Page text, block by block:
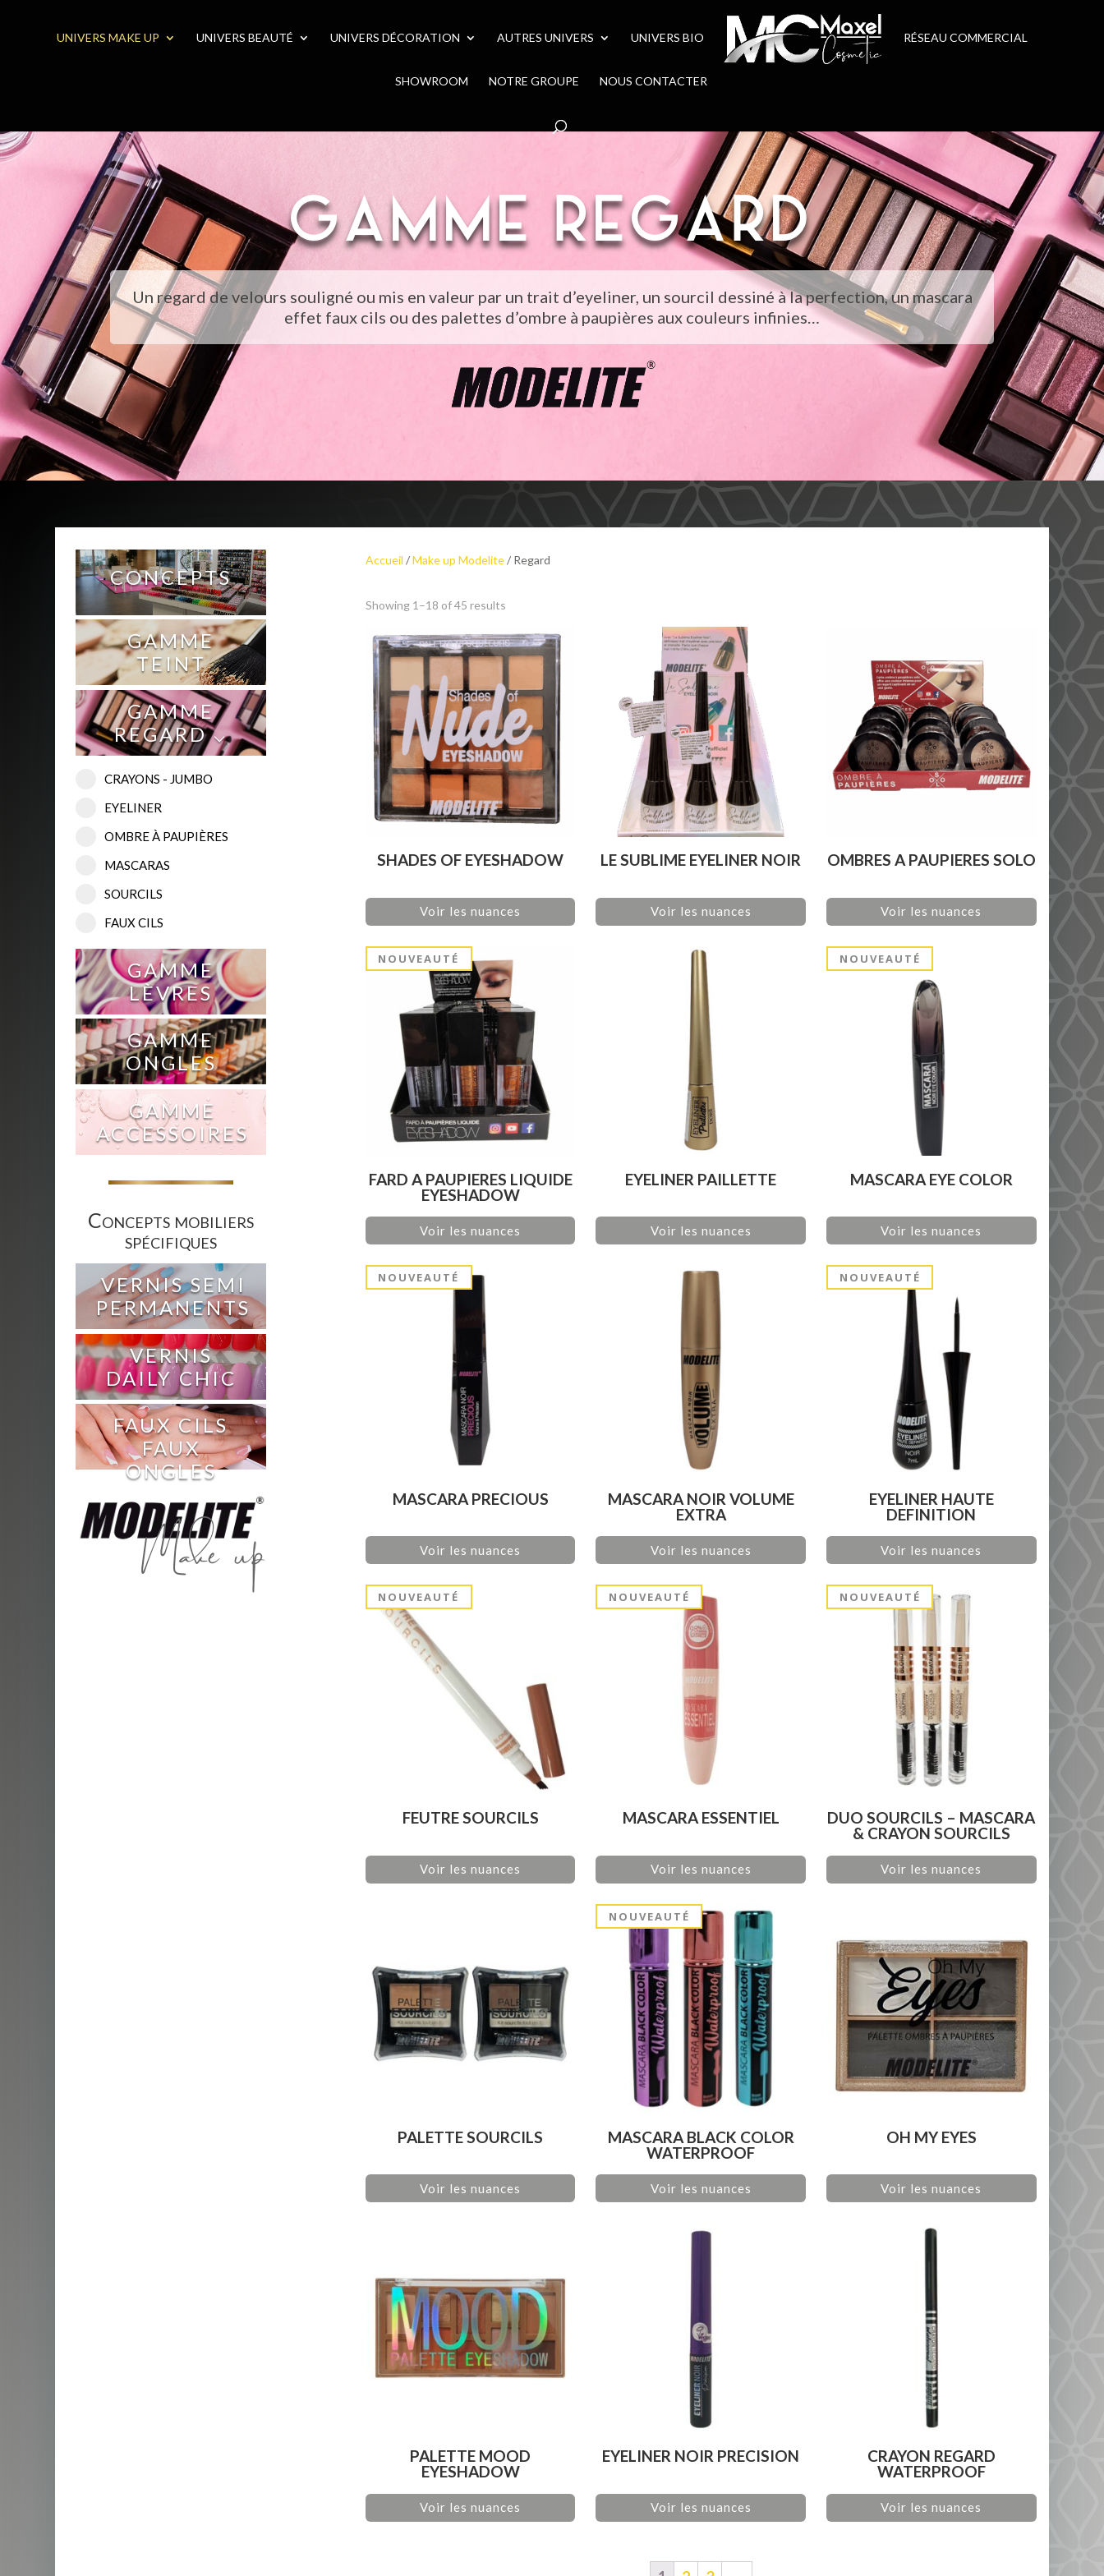
UNIVERS MAKE UP UNIVERS BEAUTÉ UNIVERS DÉCORATION AUTRES UNIVERS UNIVERS BIO RÉSEAU COMMERCIAL
SHOWROOM NOTRE GROUPE NOUS CONTACTER
GAMME REGARD
Un regard de velours souligné ou mis en valeur par un trait d’eyeliner, un sourcil dessiné à la perfection, un mascara
effet faux cils ou des palettes d’ombre à paupières aux couleurs infinies…
CONCEPTS
GAMME
TEINT
GAMME
REGARD ⌵
CRAYONS - JUMBO
EYELINER
OMBRE À PAUPIÈRES
MASCARAS
SOURCILS
FAUX CILS
GAMME
LÈVRES
GAMME
ONGLES
GAMME
ACCESSOIRES
Concepts mobiliers
spécifiques
VERNIS SEMI
PERMANENTS
VERNIS
DAILY CHIC
FAUX CILS
FAUX
ONGLES
Make up
Accueil /Make up Modelite/ Regard
Showing 1–18 of 45 results
SHADES OF EYESHADOW
Voir les nuances
LE SUBLIME EYELINER NOIR
Voir les nuances
OMBRES A PAUPIERES SOLO
Voir les nuances
NOUVEAUTÉ
FARD A PAUPIERES LIQUIDE
EYESHADOW
Voir les nuances
EYELINER PAILLETTE
Voir les nuances
NOUVEAUTÉ
MASCARA EYE COLOR
Voir les nuances
NOUVEAUTÉ
MASCARA PRECIOUS
Voir les nuances
MASCARA NOIR VOLUME
EXTRA
Voir les nuances
NOUVEAUTÉ
EYELINER HAUTE
DEFINITION
Voir les nuances
NOUVEAUTÉ
FEUTRE SOURCILS
Voir les nuances
NOUVEAUTÉ
MASCARA ESSENTIEL
Voir les nuances
NOUVEAUTÉ
DUO SOURCILS – MASCARA
& CRAYON SOURCILS
Voir les nuances
PALETTE SOURCILS
Voir les nuances
NOUVEAUTÉ
MASCARA BLACK COLOR
WATERPROOF
Voir les nuances
OH MY EYES
Voir les nuances
PALETTE MOOD
EYESHADOW
Voir les nuances
EYELINER NOIR PRECISION
Voir les nuances
CRAYON REGARD
WATERPROOF
Voir les nuances